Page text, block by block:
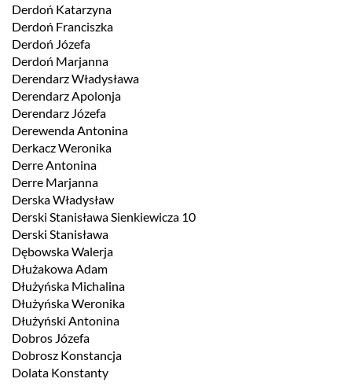
Derdoń Katarzyna
Derdoń Franciszka
Derdoń Józefa
Derdoń Marjanna
Derendarz Władysława
Derendarz Apolonja
Derendarz Józefa
Derewenda Antonina
Derkacz Weronika
Derre Antonina
Derre Marjanna
Derska Władysław
Derski Stanisława Sienkiewicza 10
Derski Stanisława
Dębowska Walerja
Dłużakowa Adam
Dłużyńska Michalina
Dłużyńska Weronika
Dłużyński Antonina
Dobros Józefa
Dobrosz Konstancja
Dolata Konstanty